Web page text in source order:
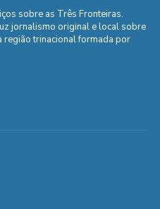
sobre as Três Fronteiras.
jornalismo original e local sobre
região trinacional formada por